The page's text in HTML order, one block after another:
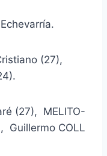
(27),
(27), MELITO-
Guillermo COLL